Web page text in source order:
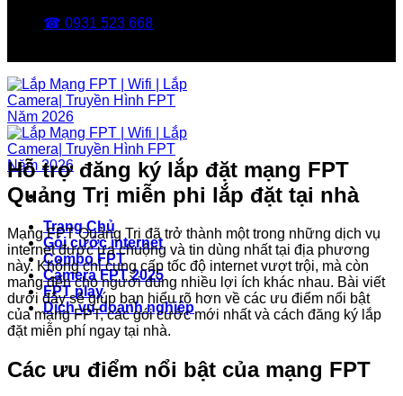
☎ 0931 523 668
Trang Chủ
Gói cước internet
Combo FPT
Camera FPT 2025
FPT play
Dịch vụ doanh nghiệp
Hỗ trợ đăng ký lắp đặt mạng FPT
Quảng Trị miễn phi lắp đặt tại nhà
Mạng FPT Quảng Trị đã trở thành một trong những dịch vụ
internet được ưa chuộng và tin dùng nhất tại địa phương
này. Không chỉ cung cấp tốc độ internet vượt trội, mà còn
mang đến cho người dùng nhiều lợi ích khác nhau. Bài viết
dưới đây sẽ giúp bạn hiểu rõ hơn về các ưu điểm nổi bật
của mạng FPT, các gói cước mới nhất và cách đăng ký lắp
đặt miễn phí ngay tại nhà.
Các ưu điểm nổi bật của mạng FPT